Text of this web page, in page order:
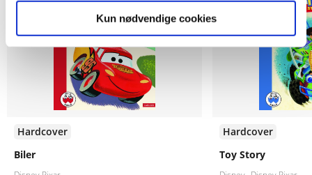
Kun nødvendige cookies
Hardcover
Biler
Hardcover
Toy Story